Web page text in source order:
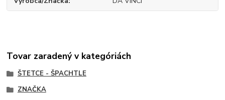
Tovar zaradený v kategóriách
ŠTETCE - ŠPACHTLE
ZNAČKA